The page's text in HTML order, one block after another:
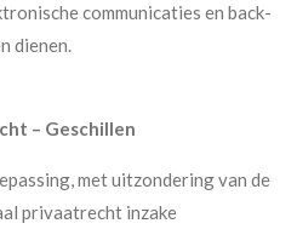
communicaties en back-
dienen.
– Geschillen
met uitzondering van de
privaatrecht inzake